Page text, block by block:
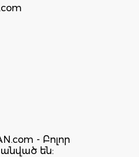
- Բոլոր
են: